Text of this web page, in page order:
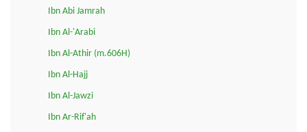
Ibn Abi Jamrah
Ibn Al-'Arabi
Ibn Al-Athir (m.606H)
Ibn Al-Hajj
Ibn Al-Jawzi
Ibn Ar-Rif'ah